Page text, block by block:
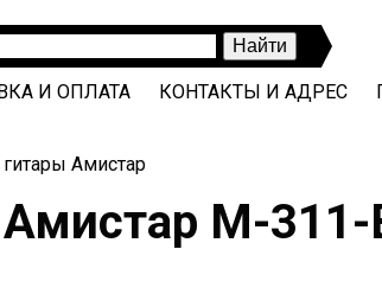
И ОПЛАТА КОНТАКТЫ И АДРЕС
гитары Амистар
Амистар М-